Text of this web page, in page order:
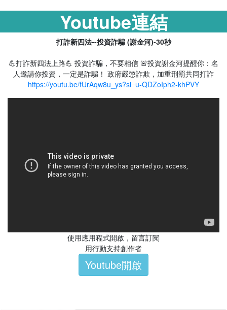
Youtube連結
打詐新四法--投資詐騙 (謝金河)-30秒
💪打詐新四法上路💪 投資詐騙，不要相信 🚨投資謝金河提醒你：名
人邀請你投資，一定是詐騙！ 政府嚴懲詐欺，加重刑罰共同打詐
https://youtu.be/fUrAqw8u_ys?si=u-QDZoIph2-khPVY
使用應用程式開啟，留言訂閱
用行動支持創作者
Youtube開啟